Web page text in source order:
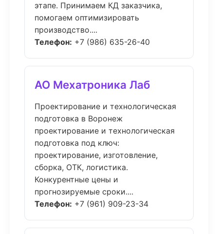
этапе. Принимаем КД заказчика,
помогаем оптимизировать
производство....
Телефон: +7 (986) 635-26-40
АО Мехатроника Лаб
Проектирование и технологическая
подготовка в Воронеж
проектирование и технологическая
подготовка под ключ:
проектирование, изготовление,
сборка, ОТК, логистика.
Конкурентные цены и
прогнозируемые сроки....
Телефон: +7 (961) 909-23-34